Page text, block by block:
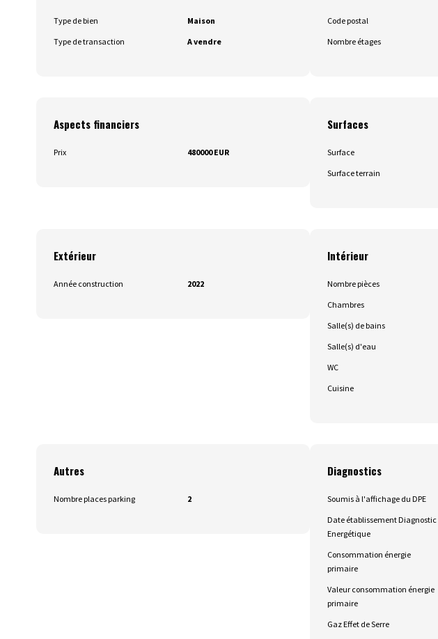
Type de bien
Maison
Type de transaction
A vendre
Code postal
Nombre étages
Aspects financiers
Prix 480000 EUR
Surfaces
Surface
Surface terrain
Extérieur
Année construction 2022
Intérieur
Nombre pièces
Chambres
Salle(s) de bains
Salle(s) d'eau
WC
Cuisine
Autres
Nombre places parking 2
Diagnostics
Soumis à l'affichage du DPE
Date établissement Diagnostic
Energétique
Consommation énergie
primaire
Valeur consommation énergie
primaire
Gaz Effet de Serre